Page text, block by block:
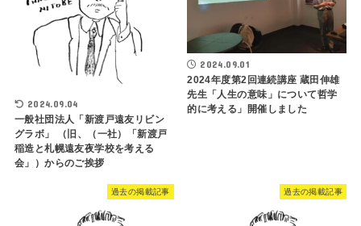
2024.09.04
一般社団法人「新渡戸遠友リビン
グラボ」 （旧、（一社）「新渡戸
稲造と札幌遠友夜学校を考える
会」）からのご挨拶
2024.09.01
2024年度第2回連続講座 蔵田伸雄
先生「人生の意味」について哲学
的に考える」開催しました
過去の掲載記事 過去の掲載記事